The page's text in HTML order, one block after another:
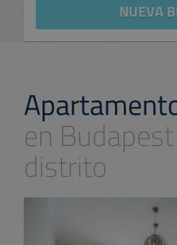
NUEVA
en
distrito